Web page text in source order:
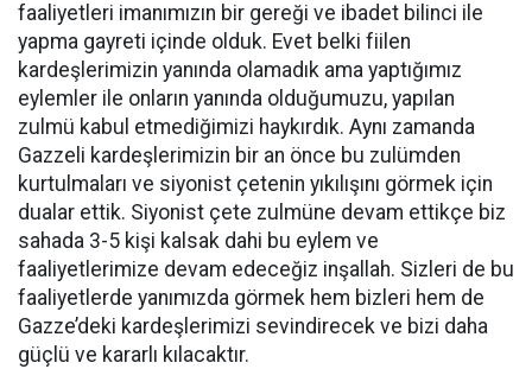
faaliyetleri imanımızın bir gereği ve ibadet bilinci ile
yapma gayreti içinde olduk. Evet belki fiilen
kardeşlerimizin yanında olamadık ama yaptığımız
eylemler ile onların yanında olduğumuzu, yapılan
zulmü kabul etmediğimizi haykırdık. Aynı zamanda
Gazzeli kardeşlerimizin bir an önce bu zulümden
kurtulmaları ve siyonist çetenin yıkılışını görmek için
dualar ettik. Siyonist çete zulmüne devam ettikçe biz
sahada 3-5 kişi kalsak dahi bu eylem ve
faaliyetlerimize devam edeceğiz inşallah. Sizleri de bu
faaliyetlerde yanımızda görmek hem bizleri hem de
Gazze’deki kardeşlerimizi sevindirecek ve bizi daha
güçlü ve kararlı kılacaktır.